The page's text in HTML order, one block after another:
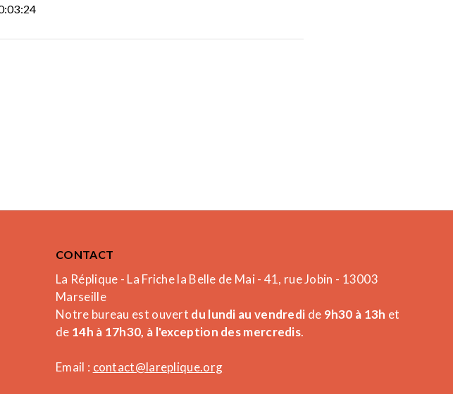
CONTACT
La Réplique - La Friche la Belle de Mai - 41, rue Jobin - 13003
Marseille
Notre bureau est ouvert du lundi au vendredi de 9h30 à 13h et
de 14h à 17h30, à l'exception des mercredis.
Email : contact@lareplique.org